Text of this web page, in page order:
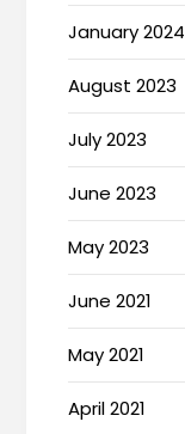
January 2024
August 2023
July 2023
June 2023
May 2023
June 2021
May 2021
April 2021